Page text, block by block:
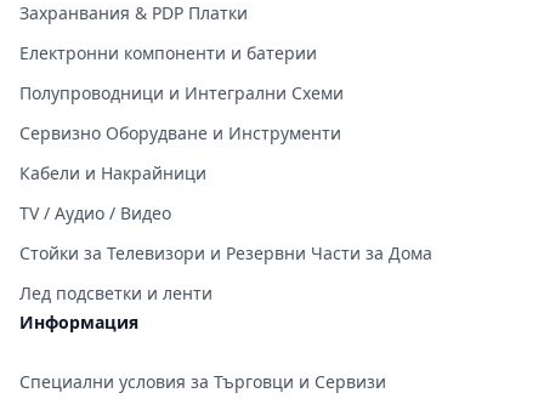
Захранвания & PDP Платки
Електронни компоненти и батерии
Полупроводници и Интегрални Схеми
Сервизно Оборудване и Инструменти
Кабели и Накрайници
TV / Аудио / Видео
Стойки за Телевизори и Резервни Части за Дома
Лед подсветки и ленти
Информация
Специални условия за Търговци и Сервизи